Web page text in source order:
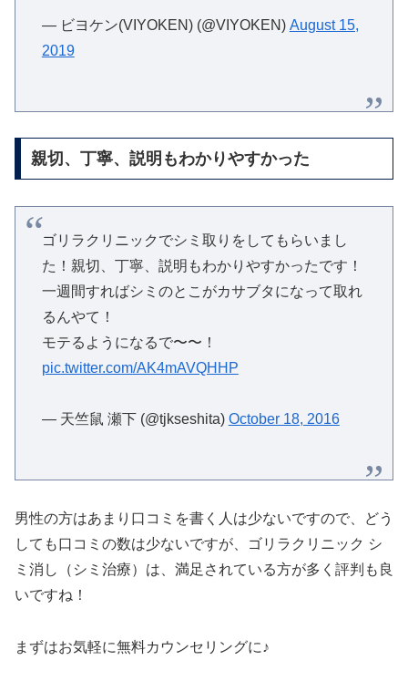
— ビヨケン(VIYOKEN) (@VIYOKEN) August 15,
2019
親切、丁寧、説明もわかりやすかった
ゴリラクリニックでシミ取りをしてもらいまし
た！親切、丁寧、説明もわかりやすかったです！
一週間すればシミのとこがカサブタになって取れ
るんやて！
モテるようになるで〜〜！
pic.twitter.com/AK4mAVQHHP
— 天竺鼠 瀬下 (@tjkseshita) October 18, 2016
男性の方はあまり口コミを書く人は少ないですので、どう
しても口コミの数は少ないですが、ゴリラクリニック シ
ミ消し（シミ治療）は、満足されている方が多く評判も良
いですね！
まずはお気軽に無料カウンセリングに♪